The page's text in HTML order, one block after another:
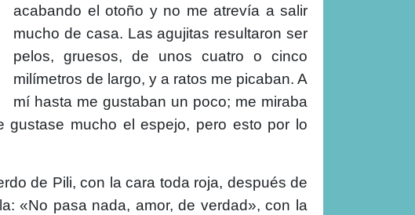
acabando el otoño y no me atrevía a salir
mucho de casa. Las agujitas resultaron ser
pelos, gruesos, de unos cuatro o cinco
milímetros de largo, y a ratos me picaban. A
mí hasta me gustaban un poco; me miraba
mucho el espejo, pero esto por lo
de Pili, con la cara toda roja, después de
«No pasa nada, amor, de verdad», con la